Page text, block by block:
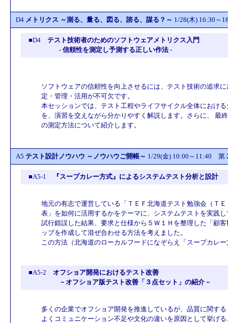
D4 メトリクス ～測る、量る、図る、諮る、謀る？～ 1/28(木) 16:30～
■D4
テスト技術者のためのソフトウェアメトリクス入門
- 信頼性を測定し予測する正しい作法 -
ソフトウェアの信頼性を向上させるには、テスト技術の追求
定・管理・活用が不可欠です。
本セッションでは、テスト工程やライフサイクル全体におけ
を、演習を交えながら分かりやすく解説します。さらに、 最
の測定方法について紹介します。
A5 テスト設計ノウハウ ～ノウハウご開帳～ 1/29(金) 10:00～11:40 第
■A5-1 『スープカレー方式』によるシステムテスト分析と設計
地元の有志で運営している「ＴＥＦ北海道テスト勉強会（Ｔ
表」を如何に活用するかをテーマに、システムテストを実践
試行錯誤した結果、要求と仕様から５Ｗ１Ｈを整理した「顧
ップを作成して混ぜ合わせる方法を考えました。
この方法（北海道のローカルフードになぞらえ「スープカレ
■A5-2
オフショア開発におけるテスト改善
－オフショア版テスト改善「３点セット」の紹介－
多くの企業でオフショア開発を推進しているが、品質に関す
よくコミュニケーション不足や文化の違いを原因として挙げ